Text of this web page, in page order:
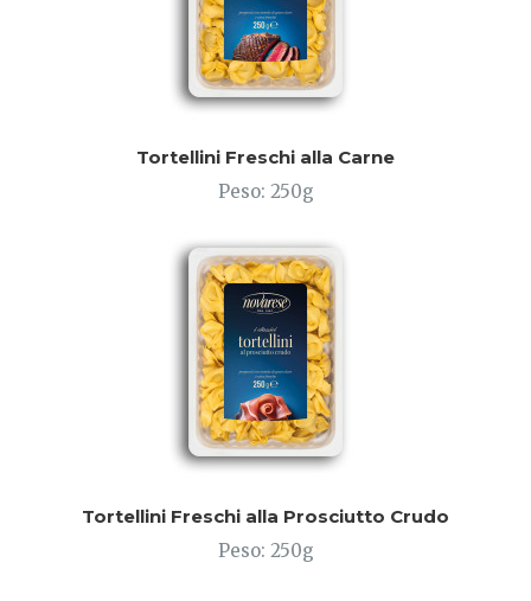
Tortellini Freschi alla Carne
Peso: 250g
Tortellini Freschi alla Prosciutto Crudo
Peso: 250g